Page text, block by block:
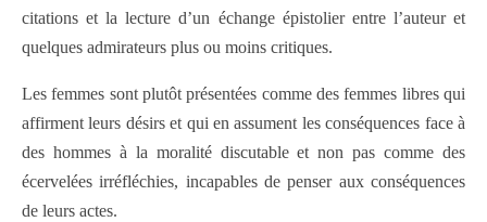
citations et la lecture d’un échange épistolier entre l’auteur et
quelques admirateurs plus ou moins critiques.
Les femmes sont plutôt présentées comme des femmes libres qui
affirment leurs désirs et qui en assument les conséquences face à
des hommes à la moralité discutable et non pas comme des
écervelées irréfléchies, incapables de penser aux conséquences
de leurs actes.